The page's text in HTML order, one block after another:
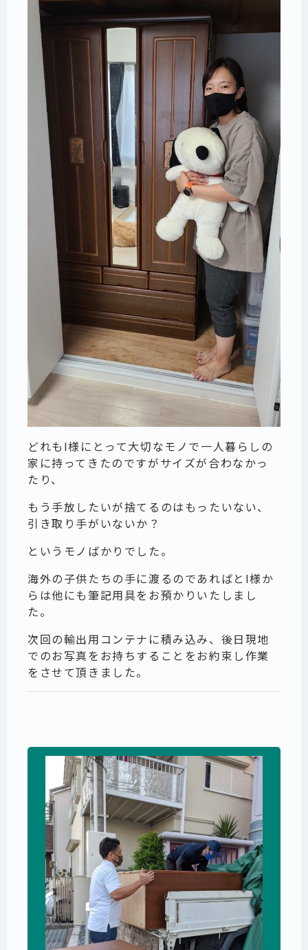
どれもI様にとって大切なモノで一人暮らしの
家に持ってきたのですがサイズが合わなかっ
たり、
もう手放したいが捨てるのはもったいない、
引き取り手がいないか？
というモノばかりでした。
海外の子供たちの手に渡るのであればとI様か
らは他にも筆記用具をお預かりいたしまし
た。
次回の輸出用コンテナに積み込み、後日現地
でのお写真をお持ちすることをお約束し作業
をさせて頂きました。